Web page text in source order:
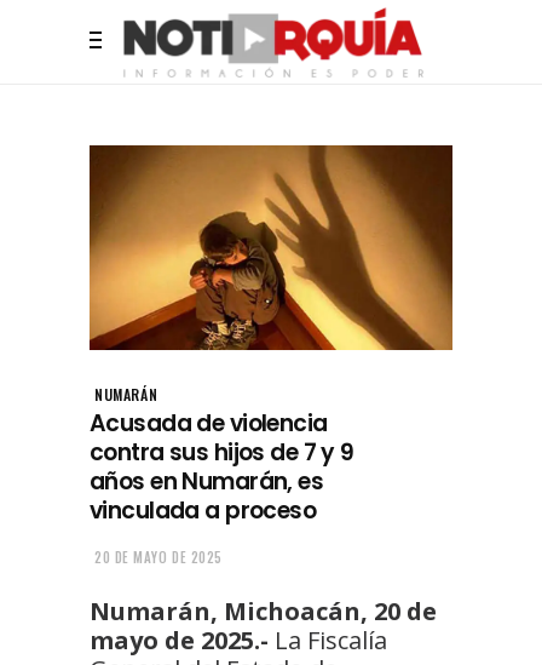
NUMARÁN
Acusada de violencia
contra sus hijos de 7 y 9
años en Numarán, es
vinculada a proceso
20 DE MAYO DE 2025
Numarán, Michoacán, 20 de
mayo de 2025.- La Fiscalía